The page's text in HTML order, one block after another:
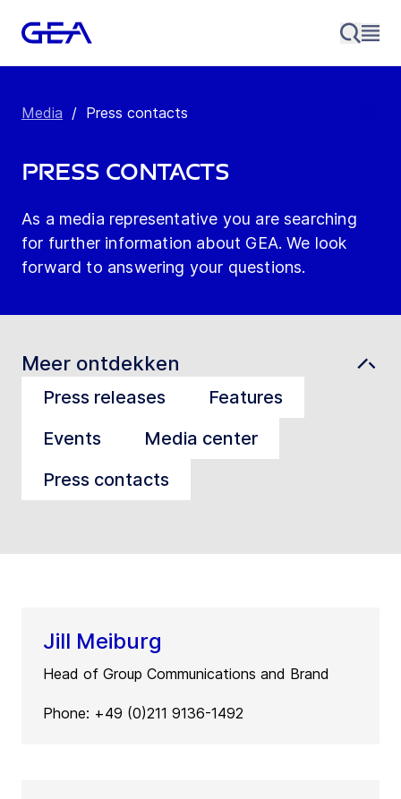
Media / Press contacts
Press contacts
As a media representative you are searching
for further information about GEA. We look
forward to answering your questions.
Meer ontdekken
Press releases
Features
Events
Media center
Press contacts
Jill Meiburg
Head of Group Communications and Brand
Phone: +49 (0)211 9136-1492